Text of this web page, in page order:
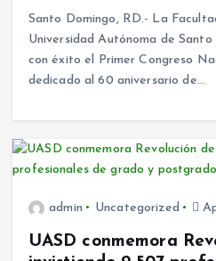
Santo Domingo, RD.- La
Universidad Autónoma de
con éxito el Primer Congreso
dedicado al 60 aniversario de…
admin Uncategorized
UASD conmemora